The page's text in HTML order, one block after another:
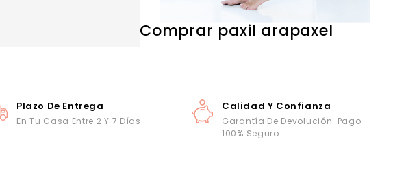
Plazo De Entrega
En Tu Casa Entre 2 Y 7 Días
Calidad Y Confianza
Garantía De Devolución. Pago
100% Seguro
Comprar paxil arapaxel